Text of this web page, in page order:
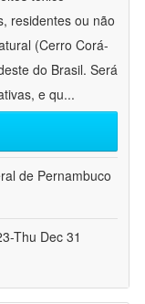
residentes ou não
(Cerro Corá-
do Brasil. Será
e qu...
de Pernambuco
Thu Dec 31